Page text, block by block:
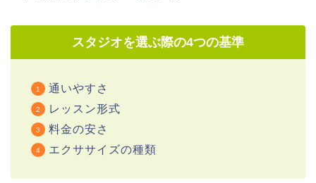
スタジオを選ぶ際の4つの基準
通いやすさ
レッスン形式
料金の安さ
エクササイズの種類